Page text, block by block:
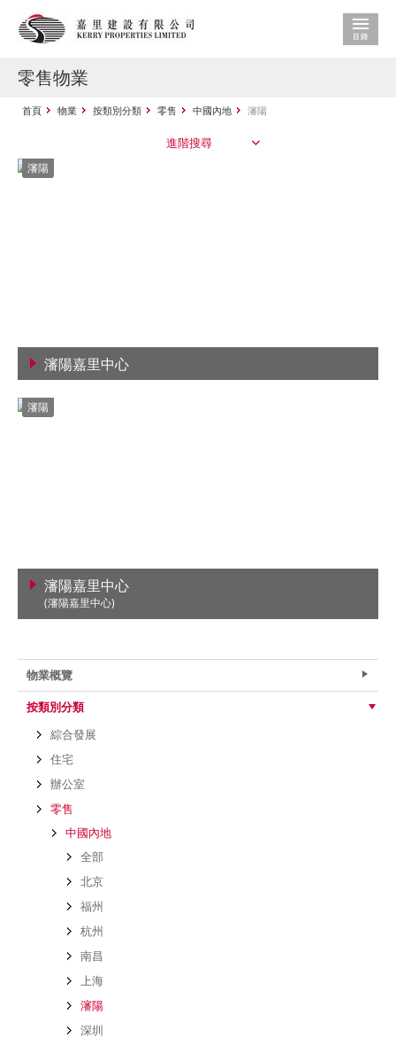
零售物業
首頁 物業 按類別分類 零售 中國內地 瀋陽
進階搜尋
瀋陽
瀋陽嘉里中心
瀋陽
瀋陽嘉里中心
(瀋陽嘉里中心)
物業概覽
按類別分類
綜合發展
住宅
辦公室
零售
中國內地
全部
北京
福州
杭州
南昌
上海
瀋陽
深圳